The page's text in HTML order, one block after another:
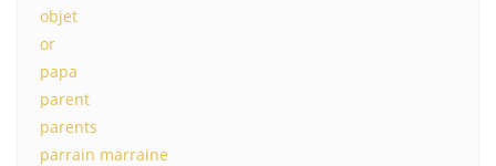
objet
or
papa
parent
parents
parrain marraine